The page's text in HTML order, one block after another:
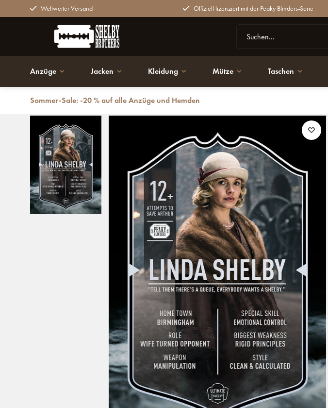
Weltweiter Versand Offiziell lizenziert mit der Peaky Blinders-Serie
Anzüge Jacken Kleidung Mütze Taschen
Sommer-Sale: -20 % auf alle Anzüge und Hemden
Zurück Linda Shelby | Ultimative Karte | Plexiglasplatte | Peaky Blinders